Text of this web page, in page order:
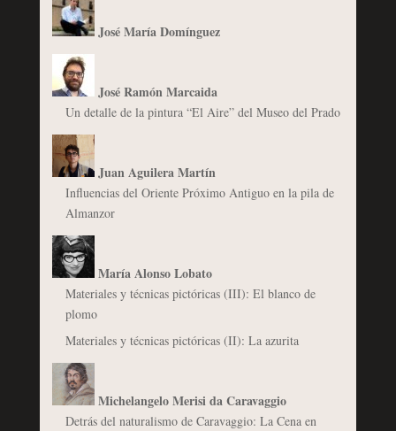
José María Domínguez
José Ramón Marcaida
Un detalle de la pintura “El Aire” del Museo del Prado
Juan Aguilera Martín
Influencias del Oriente Próximo Antiguo en la pila de
Almanzor
María Alonso Lobato
Materiales y técnicas pictóricas (III): El blanco de
plomo
Materiales y técnicas pictóricas (II): La azurita
Michelangelo Merisi da Caravaggio
Detrás del naturalismo de Caravaggio: La Cena en